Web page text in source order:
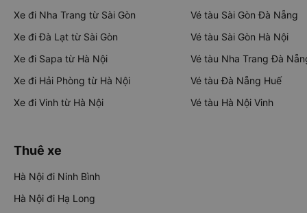
Xe đi Nha Trang từ Sài Gòn
Xe đi Đà Lạt từ Sài Gòn
Xe đi Sapa từ Hà Nội
Xe đi Hải Phòng từ Hà Nội
Xe đi Vinh từ Hà Nội
Vé tàu Sài Gòn Đà Nẵng
Vé tàu Sài Gòn Hà Nội
Vé tàu Nha Trang Đà
Vé tàu Đà Nẵng Huế
Vé tàu Hà Nội Vinh
Thuê xe
Hà Nội đi Ninh Bình
Hà Nội đi Hạ Long